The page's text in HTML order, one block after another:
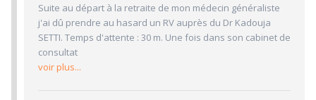
CABINET/LOCAUX 4.7/10
5/10 Desserte par les transports en commun
5/10
Suite au départ à la retraite de mon médecin généraliste
j'ai dû prendre au hasard un RV auprès du Dr Kadouja
SETTI. Temps d'attente : 30 m. Une fois dans son cabinet de
consultat
voir plus...